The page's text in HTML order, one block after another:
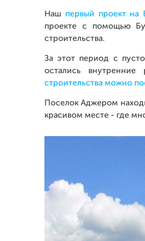
Наш первый проект на
проекте с помощью
строительства.
За этот период с
остались
строительства можно
Поселок Аджером
красивом месте - где